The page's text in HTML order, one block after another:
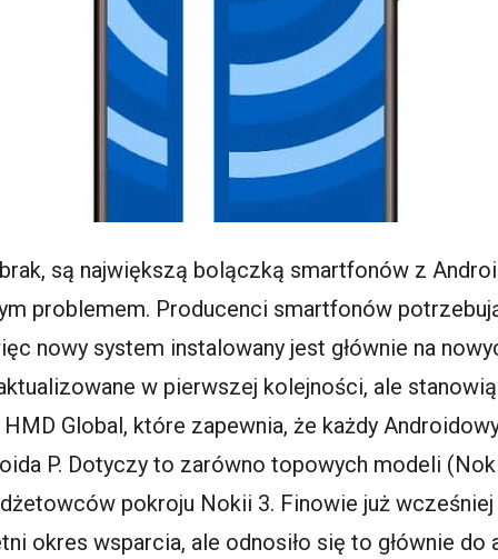
są największą bolączką smartfonów z
problemem. Producenci smartfonów
nowy system instalowany jest głównie na
w pierwszej kolejności, ale
Global, które zapewnia, że każdy
P. Dotyczy to zarówno topowych modeli
pokroju Nokii 3. Finowie już
okres wsparcia, ale odnosiło się to głównie